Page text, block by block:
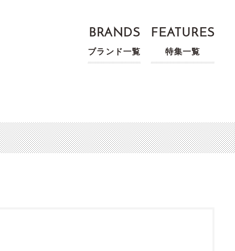
BRANDS
ブランド一覧
FEATURES
特集一覧